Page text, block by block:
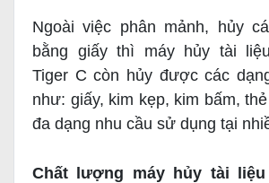
Ngoài việc phân mảnh, hủy
bằng giấy thì máy hủy tài
Tiger C còn hủy được các
như: giấy, kim kẹp, kim bấm,
đa dạng nhu cầu sử dụng tại
Chất lượng máy hủy tài liệu